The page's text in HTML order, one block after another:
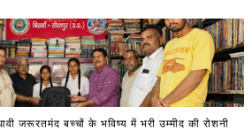
जरूरतमंद बच्चों के भविष्य में भरी उम्मीद की रोशनी